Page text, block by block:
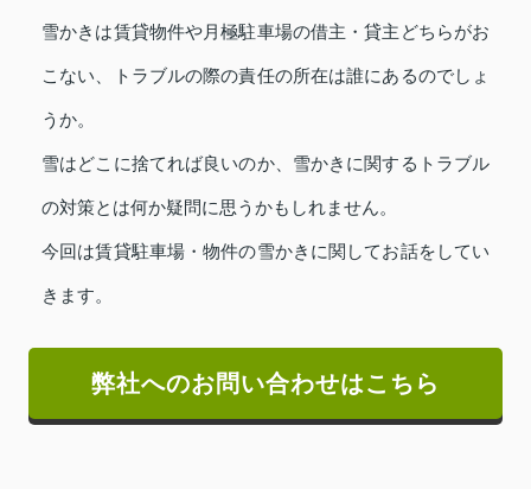
雪かきは賃貸物件や月極駐車場の借主・貸主どちらがお
こない、トラブルの際の責任の所在は誰にあるのでしょ
うか。
雪はどこに捨てれば良いのか、雪かきに関するトラブル
の対策とは何か疑問に思うかもしれません。
今回は賃貸駐車場・物件の雪かきに関してお話をしてい
きます。
弊社へのお問い合わせはこちら